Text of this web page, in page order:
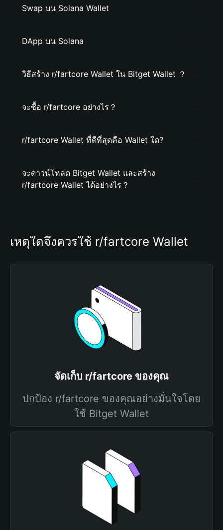
Swap บน Solana Wallet
DApp บน Solana
วิธีสร้าง r/fartcore Wallet ใน Bitget Wallet ？
จะซื้อ r/fartcore อย่างไร？
r/fartcore Wallet ที่ดีที่สุดคือ Wallet ใด?
จะดาวน์โหลด Bitget Wallet และสร้าง
r/fartcore Wallet ได้อย่างไร？
เหตุใดจึงควรใช้ r/fartcore Wallet
จัดเก็บ r/fartcore ของคุณ
ปกป้อง r/fartcore ของคุณอย่างมั่นใจโดย
ใช้ Bitget Wallet